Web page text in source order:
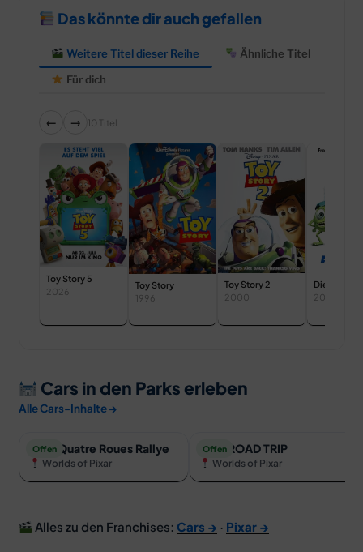
Das könnte dir auch gefallen
Weitere Titel dieser Reihe
Ähnliche Titel
Für dich
← → 10 Titel
Toy Story 5
2026
Toy Story
1996
Toy Story 2
2000
Die
2002
Cars in den Parks erleben
Alle Cars-Inhalte →
Offen
Cars Quatre Roues Rallye
Worlds of Pixar
Offen
Cars ROAD TRIP
Worlds of Pixar
Alles zu den Franchises: Cars → · Pixar →